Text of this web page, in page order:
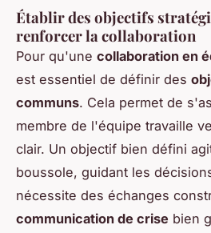
Établir des objectifs
renforcer la collaboration
Pour qu'une collaboration en
est essentiel de définir des
communs. Cela permet de
membre de l'équipe travaille
clair. Un objectif bien défini
boussole, guidant les
nécessite des échanges
communication de crise bien